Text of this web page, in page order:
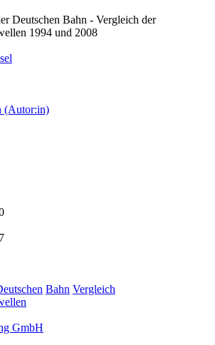
Deutschen Bahn - Vergleich der
1994 und 2008
(Autor:in)
Bahn Vergleich
GmbH